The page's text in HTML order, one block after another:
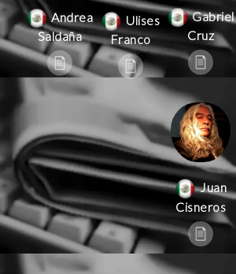
Andrea
Saldaña
Ulises
Franco
Gabriel
Cruz
Juan
Cisneros